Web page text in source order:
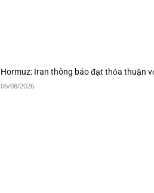
Hormuz: Iran thông báo đạt thỏa thuận
06/08/2026